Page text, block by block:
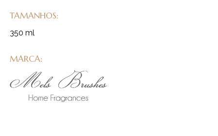
TAMANHOS:
350 ml
MARCA: